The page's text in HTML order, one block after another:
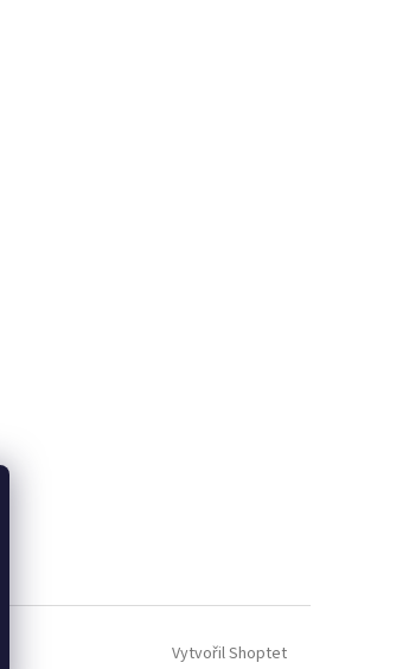
Vytvořil Shoptet